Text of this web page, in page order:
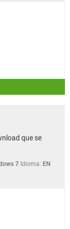
que se
7 Idioma: EN